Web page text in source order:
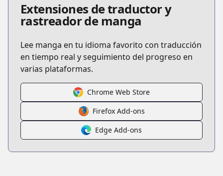
Extensiones de traductor y
rastreador de manga
Lee manga en tu idioma favorito con traducción
en tiempo real y seguimiento del progreso en
varias plataformas.
Chrome Web Store
Firefox Add-ons
Edge Add-ons